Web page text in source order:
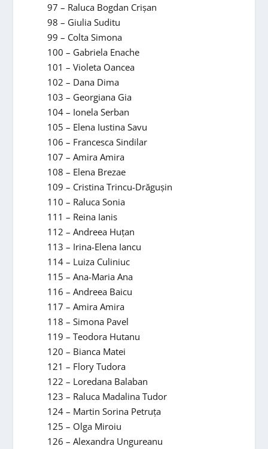
97 – Raluca Bogdan Crişan
98 – Giulia Suditu
99 – Colta Simona
100 – Gabriela Enache
101 – Violeta Oancea
102 – Dana Dima
103 – Georgiana Gia
104 – Ionela Serban
105 – Elena Iustina Savu
106 – Francesca Sindilar
107 – Amira Amira
108 – Elena Brezae
109 – Cristina Trincu-Drăguşin
110 – Raluca Sonia
111 – Reina Ianis
112 – Andreea Huțan
113 – Irina-Elena Iancu
114 – Luiza Culiniuc
115 – Ana-Maria Ana
116 – Andreea Baicu
117 – Amira Amira
118 – Simona Pavel
119 – Teodora Hutanu
120 – Bianca Matei
121 – Flory Tudora
122 – Loredana Balaban
123 – Raluca Madalina Tudor
124 – Martin Sorina Petruța
125 – Olga Miroiu
126 – Alexandra Ungureanu